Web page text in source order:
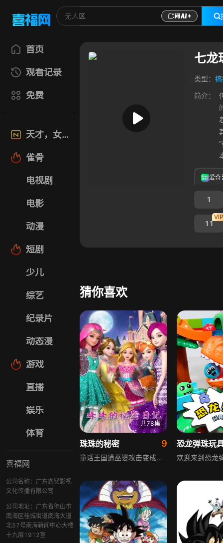
首页
观看记录
免费
天才，女友
雀骨
电视剧
电影
动漫
短剧
少儿
综艺
纪录片
动态漫
游戏
直播
娱乐
体育
喜福网
公司名称：广东鑫锘影视
文化传播有限公司
公司地址：广东省佛山市
南海区桂城街道南海大道
北57号南海新闻中心大楼
十九层1912室
七龙
类型：
简介：
爱奇
1
11
VIP
猜你喜欢
共78集
珠珠的秘密 9
童话王国遭巫婆攻击变成石头，秘密石头被打碎散落各处，现实世界也受影响。晚到庆典的珠珠和鲁鲁为恢复童话王国与现实世界，踏上收集秘密花朵胶带的冒险之旅，过程充满挑战与奇幻色彩。
恐龙弹珠玩